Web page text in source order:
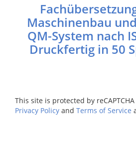
Maschinenbau
QM-System nach
Druckfertig in 50
This site is protected by
Privacy Policy and Terms of Service